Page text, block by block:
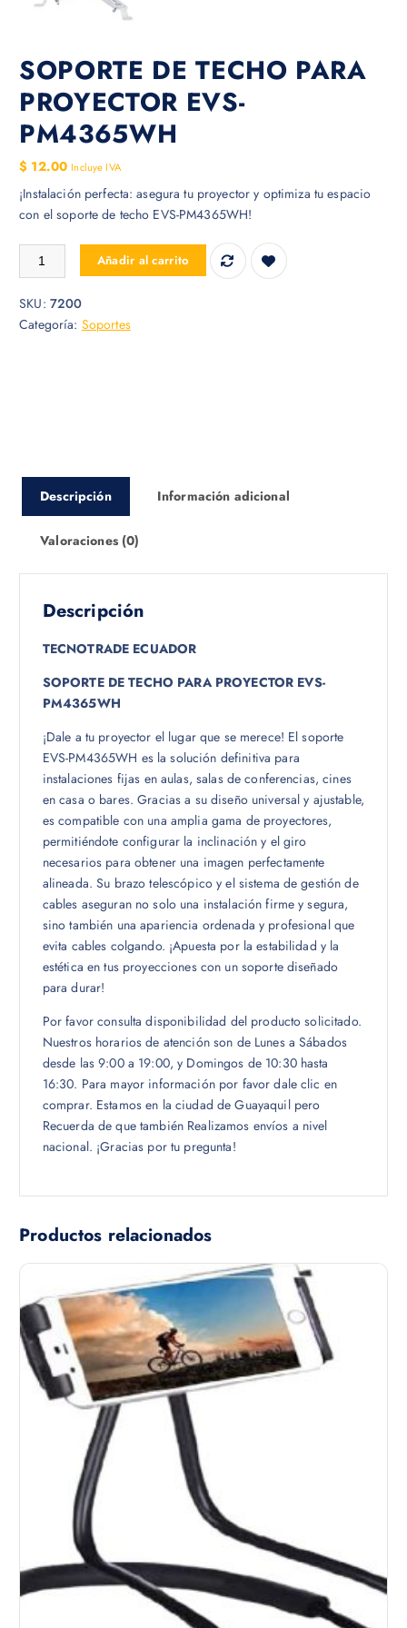
SOPORTE DE TECHO PARA
PROYECTOR EVS-
PM4365WH
$ 12.00 Incluye IVA
¡Instalación perfecta: asegura tu proyector y optimiza tu espacio
con el soporte de techo EVS-PM4365WH!
SOPORTE DE TECHO PARA PROYECTOR EVS-PM4365WH cantidad
Añadir al carrito
SKU: 7200
Categoría: Soportes
Descripción Información adicional
Valoraciones (0)
Descripción
TECNOTRADE ECUADOR
SOPORTE DE TECHO PARA PROYECTOR EVS-
PM4365WH
¡Dale a tu proyector el lugar que se merece! El soporte
EVS-PM4365WH es la solución definitiva para
instalaciones fijas en aulas, salas de conferencias, cines
en casa o bares. Gracias a su diseño universal y ajustable,
es compatible con una amplia gama de proyectores,
permitiéndote configurar la inclinación y el giro
necesarios para obtener una imagen perfectamente
alineada. Su brazo telescópico y el sistema de gestión de
cables aseguran no solo una instalación firme y segura,
sino también una apariencia ordenada y profesional que
evita cables colgando. ¡Apuesta por la estabilidad y la
estética en tus proyecciones con un soporte diseñado
para durar!
Por favor consulta disponibilidad del producto solicitado.
Nuestros horarios de atención son de Lunes a Sábados
desde las 9:00 a 19:00, y Domingos de 10:30 hasta
16:30. Para mayor información por favor dale clic en
comprar. Estamos en la ciudad de Guayaquil pero
Recuerda de que también Realizamos envíos a nivel
nacional. ¡Gracias por tu pregunta!
Productos relacionados